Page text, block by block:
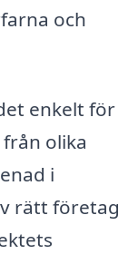
och
enkelt för
olika
i
rätt företag